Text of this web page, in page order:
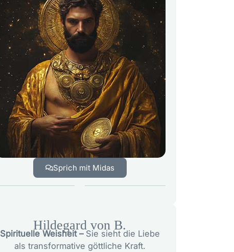
Sprich mit Midas
Hildegard von B.
Spirituelle Weisheit – Sie sieht die Liebe
als transformative göttliche Kraft.